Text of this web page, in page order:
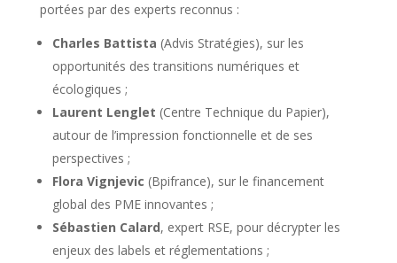
portées par des experts reconnus :
Charles Battista (Advis Stratégies), sur les
opportunités des transitions numériques et
écologiques ;
Laurent Lenglet (Centre Technique du Papier),
autour de l’impression fonctionnelle et de ses
perspectives ;
Flora Vignjevic (Bpifrance), sur le financement
global des PME innovantes ;
Sébastien Calard, expert RSE, pour décrypter les
enjeux des labels et réglementations ;